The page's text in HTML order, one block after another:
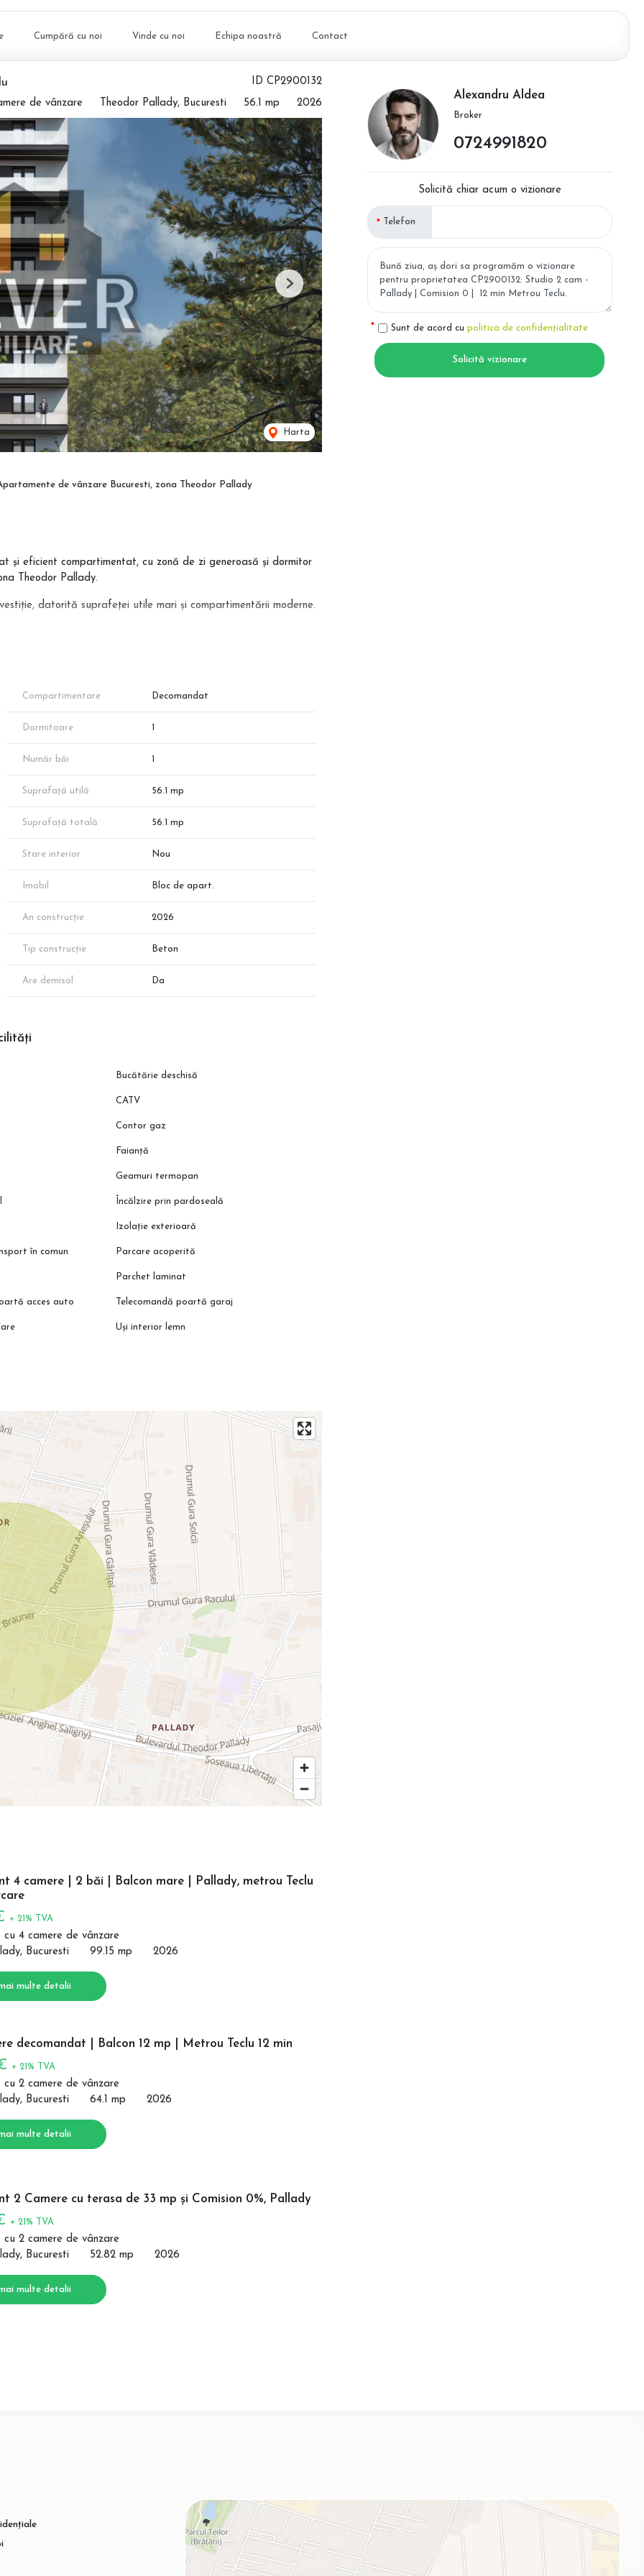
Cumpără cu noi Vinde cu noi Echipa noastră Contact
ID CP2900132
de vânzare Theodor Pallady, Bucuresti 56.1 mp 2026
Harta
Next
de vânzare Bucuresti, zona Theodor Pallady
și eficient compartimentat, cu zonă de zi generoasă și dormitor
Theodor Pallady.
datorită suprafeței utile mari și compartimentării moderne.
către logie, bucătărie open-space bine delimitată și dormitor
cadastrale
disponibile, direct de la dezvoltator, fără comision.
Compartimentare Decomandat
Dormitoare
Număr băi
Suprafață utilă 56.1 mp
Suprafață totală 56.1 mp
Stare interior Nou
Imobil Bloc de apart.
An construcție 2026
Tip construcție Beton
Are demisol Da
Bucătărie deschisă
CATV
Contor gaz
Faianță
Geamuri termopan
Încălzire prin pardoseală
Izolație exterioară
în comun Parcare acoperită
Parchet laminat
acces auto Telecomandă poartă garaj
Uși interior lemn
Alexandru Aldea
Broker
0724991820
Solicită chiar acum o vizionare
Telefon
Sunt de acord cu politica de confidențialitate
Solicită vizionare
4 camere | 2 băi | Balcon mare | Pallady, metrou Teclu
+ 21% TVA
4 camere de vânzare
Bucuresti
99.15 mp 2026
multe detalii
decomandat | Balcon 12 mp | Metrou Teclu 12 min
+ 21% TVA
2 camere de vânzare
Bucuresti
64.1 mp 2026
multe detalii
2 Camere cu terasa de 33 mp și Comision 0%, Pallady
+ 21% TVA
2 camere de vânzare
Bucuresti
52.82 mp 2026
multe detalii